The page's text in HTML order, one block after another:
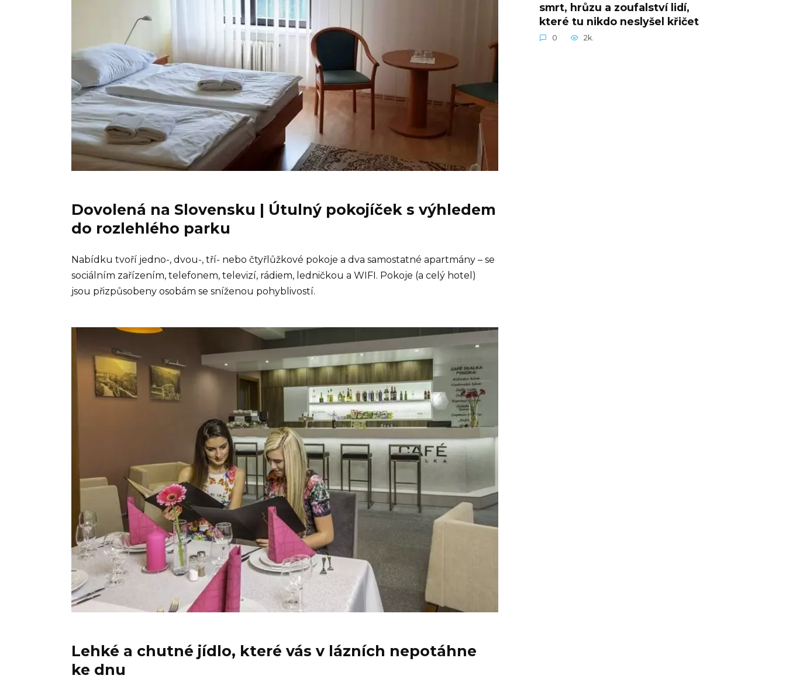
Dovolená na Slovensku | Útulný pokojíček s výhledem
do rozlehlého parku
Nabídku tvoří jedno-, dvou-, tří- nebo čtyřlůžkové pokoje a dva samostatné apartmány – se
sociálním zařízením, telefonem, televizí, rádiem, ledničkou a WIFI. Pokoje (a celý hotel)
jsou přizpůsobeny osobám se sníženou pohybl ivostí.
Lehké a chutné jídlo, které vás v lázních nepotáhne
ke dnu
smrt, hrůzu a zoufalství lidí,
které tu nikdo neslyšel křičet
0 2k.